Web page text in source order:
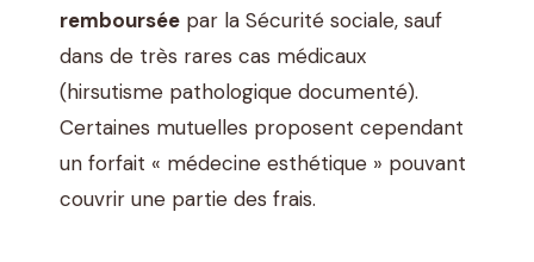
remboursée par la Sécurité sociale, sauf
dans de très rares cas médicaux
(hirsutisme pathologique documenté).
Certaines mutuelles proposent cependant
un forfait « médecine esthétique » pouvant
couvrir une partie des frais.